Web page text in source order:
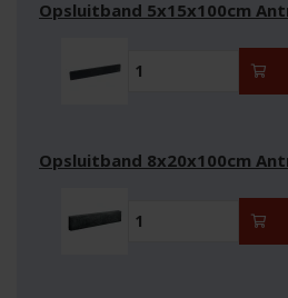
Opsluitband 5x15x100cm
Opsluitband 8x20x100cm